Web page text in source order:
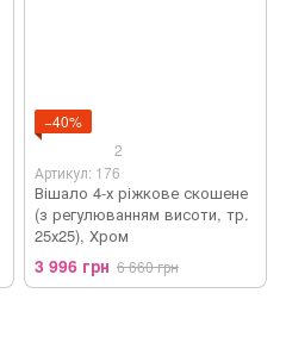
−40%
2
Артикул: 176
Вішало 4-х ріжкове скошене
(з регулюванням висоти, тр.
25х25), Хром
3 996 грн 6 660 грн